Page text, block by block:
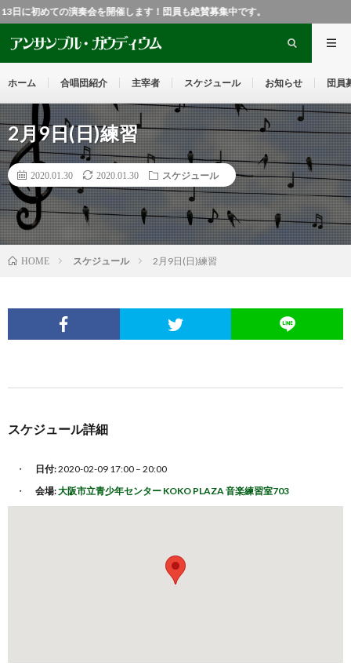
初めての演奏会を開催します！団員も絶賛募集中です。
ホーム 合唱団紹介 主宰者 スケジュール お知らせ 団員
2月9日(日)練習
2020.01.30 2020.01.30 スケジュール
HOME スケジュール 2月9日(日)練習
スケジュール詳細
日付:2020-02-09 17:00 – 20:00
会場:大阪市立青少年センター KOKO PLAZA 音楽練習室703